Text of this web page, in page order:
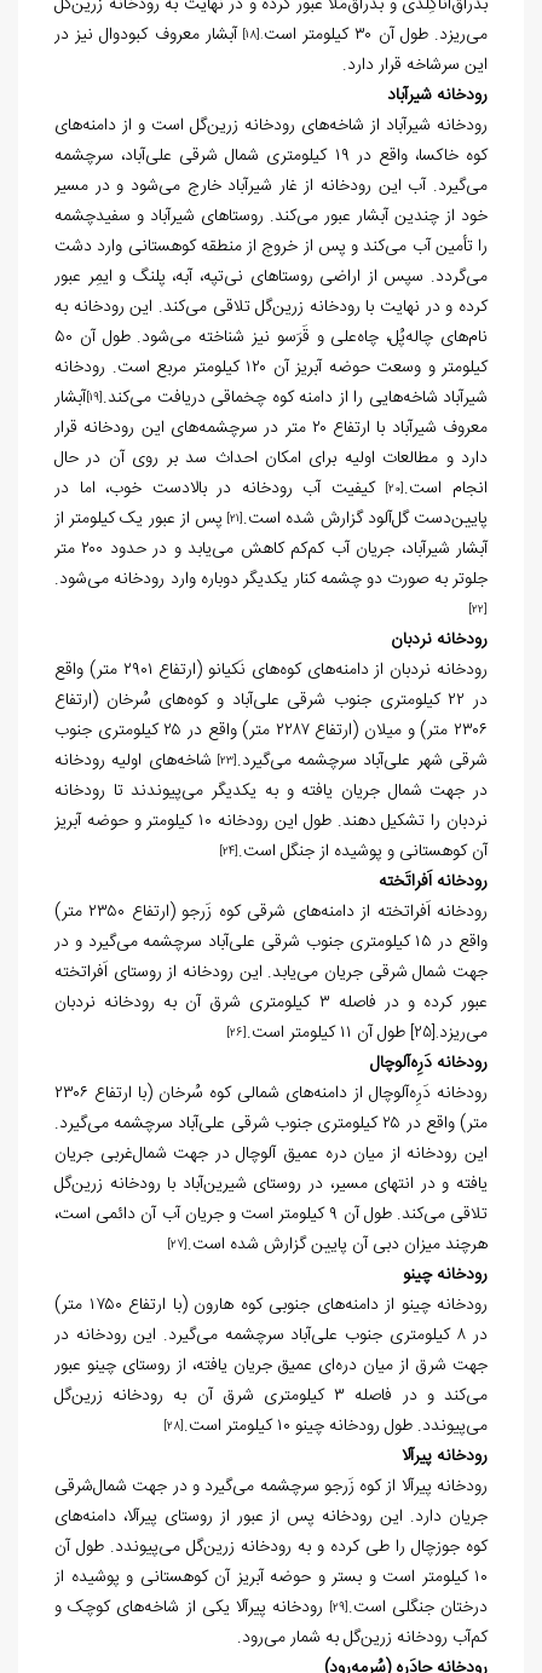
می‌ریزد. طول آن ۳۰ کیلومتر است
.
[18]
آبشار معروف کبودوال نیز در
این سرشاخه قرار دارد.
رودخانه شيرآباد
رودخانه شیرآباد از شاخه‌های رودخانه زرين‌گل است و از دامنه‌های
کوه خاکسا، واقع در ۱۹ کیلومتری شمال شرقی علی‌آباد، سرچشمه
می‌گیرد. آب این رودخانه از غار شیرآباد خارج می‌شود و در مسیر
خود از چندین آبشار عبور می‌کند. روستاهای شیرآباد و سفیدچشمه
را تأمین آب می‌کند و پس از خروج از منطقه کوهستانی وارد دشت
می‌گردد. سپس از اراضی روستاهای نی‌تپه، آبه، پلنگ و ایمِر عبور
کرده و در نهایت با رودخانه زرين‌گل تلاقی می‌کند. این رودخانه به
نام‌های چاله‌پُل، چاه‌علی و قَرَسو نیز شناخته می‌شود. طول آن ۵۰
کیلومتر و وسعت حوضه آبریز آن ۱۲۰ کیلومتر مربع است. رودخانه
شیرآباد شاخه‌هایی را از دامنه کوه چخماقی دریافت می‌کند.[19]
آبشار
معروف شیرآباد با ارتفاع ۲۰ متر در سرچشمه‌های این رودخانه قرار
دارد و مطالعات اولیه برای امکان احداث سد بر روی آن در حال
انجام است.[20]
کیفیت آب رودخانه در بالادست خوب، اما در
پایین‌دست گل‌آلود گزارش شده است.[21]
پس از عبور یک کیلومتر از
آبشار شیرآباد، جریان آب کم‌کم کاهش می‌یابد و در حدود ۲۰۰ متر
جلوتر به صورت دو چشمه کنار یکدیگر دوباره وارد رودخانه می‌شود.
[22]
رودخانه نردبان
رودخانه نردبان از دامنه‌های کوه‌های نَکیانو (ارتفاع ۲۹۰۱ متر) واقع
در ۲۲ کیلومتری جنوب شرقی علی‌آباد و کوه‌های سُرخان (ارتفاع
۲۳۰۶ متر) و میلان (ارتفاع ۲۲۸۷ متر) واقع در ۲۵ کیلومتری جنوب
شرقی شهر علی‌آباد سرچشمه می‌گیرد.[23]
شاخه‌های اولیه رودخانه
در جهت شمال جریان یافته و به یکدیگر می‌پیوندند تا رودخانه
نردبان را تشکیل دهند. طول این رودخانه ۱۰ کیلومتر و حوضه آبریز
آن کوهستانی و پوشیده از جنگل است.[24]
رودخانه‌ اَفراتَخته
رودخانه اَفراتخته از دامنه‌های شرقی کوه زَرجو (ارتفاع ۲۳۵۰ متر)
واقع در ۱۵ کیلومتری جنوب شرقی علی‌آباد سرچشمه می‌گیرد و در
جهت شمال شرقی جریان می‌یابد. این رودخانه از روستای اَفراتخته
عبور کرده و در فاصله ۳ کیلومتری شرق آن به رودخانه نردبان
می‌ریزد.
[25] طول آن ۱۱ کیلومتر است. [26]
رودخانه دَرِه‌آلوچال
رودخانه دَرِه‌آلوچال از دامنه‌های شمالی کوه سُرخان (با ارتفاع ۲۳۰۶
متر) واقع در ۲۵ کیلومتری جنوب شرقی علی‌آباد سرچشمه می‌گیرد.
این رودخانه از میان دره عمیق آلوچال در جهت شمال‌غربی جریان
یافته و در انتهای مسیر، در روستای شیرین‌آباد با رودخانه زرين‌گل
تلاقی می‌کند. طول آن ۹ کیلومتر است و جریان آب آن دائمی است،
هرچند میزان دبی آن پایین گزارش شده است.[27]
رودخانه چینو
رودخانه چینو از دامنه‌های جنوبی کوه هارون (با ارتفاع ۱۷۵۰ متر)
در ۸ کیلومتری جنوب علی‌آباد سرچشمه می‌گیرد. این رودخانه در
جهت شرق از میان دره‌ای عمیق جریان یافته، از روستای چینو عبور
می‌کند و در فاصله ۳ کیلومتری شرق آن به رودخانه زرين‌گل
می‌پیوندد. طول رودخانه چینو ۱۰ کیلومتر است.
[28]
رودخانه پیرآلا
رودخانه پیرآلا از کوه زَرجو سرچشمه می‌گیرد و در جهت شمال‌شرقی
جریان دارد. این رودخانه پس از عبور از روستای پیرآلا، دامنه‌های
کوه جوزچال را طی کرده و به رودخانه زرين‌گل می‌پیوندد. طول آن
۱۰ کیلومتر است و بستر و حوضه آبریز آن کوهستانی و پوشیده از
درختان جنگلی است.[29]
رودخانه پیرآلا یکی از شاخه‌های کوچک و
کم‌آب رودخانه زرين‌گل به شمار می‌رود.